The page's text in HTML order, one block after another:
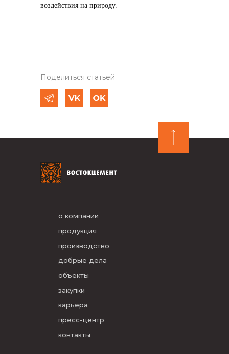
воздействия на природу.
Поделиться статьей
о компании
продукция
производство
добрые дела
объекты
закупки
карьера
пресс-центр
контакты